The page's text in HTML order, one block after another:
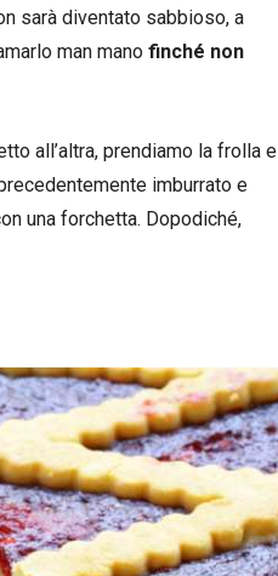
sarà diventato sabbioso, a
man mano finché non
all’altra, prendiamo la frolla e
imburrato e
una forchetta. Dopodiché,